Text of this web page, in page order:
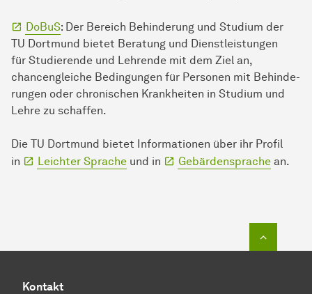
DoBuS: Der Bereich Be­hin­derung und Studium der
TU Dort­mund bietet Beratung und Dienstleistungen
für Stu­die­ren­de und Lehrende mit dem Ziel an,
chancengleiche Bedingungen für Personen mit Be­hin­de­
run­gen oder chronischen Krankheiten in Studium und
Lehre zu schaffen.
Die TU Dort­mund bietet In­for­ma­ti­onen über ihr Profil
in
Leichter Sprache und in Gebärdensprache an.
Kontakt